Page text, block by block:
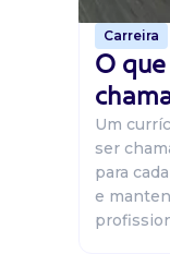
Carreira
O
Um
ser
para
e